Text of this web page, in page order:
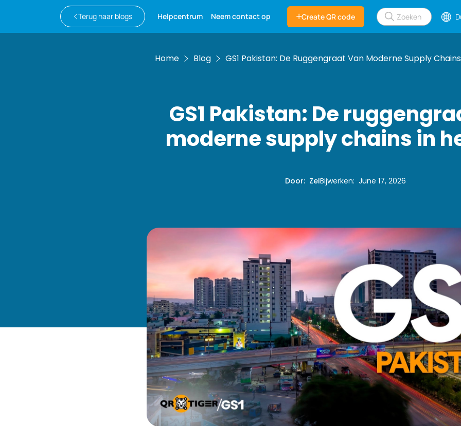
Terug naar blogs Helpcentrum Neem contact op Create QR code
Home Blog GS1 Pakistan: De Ruggengraat Van Moderne Supply
GS1 Pakistan: De
moderne supply chains in
Door: ZelBijwerken:June 17, 2026